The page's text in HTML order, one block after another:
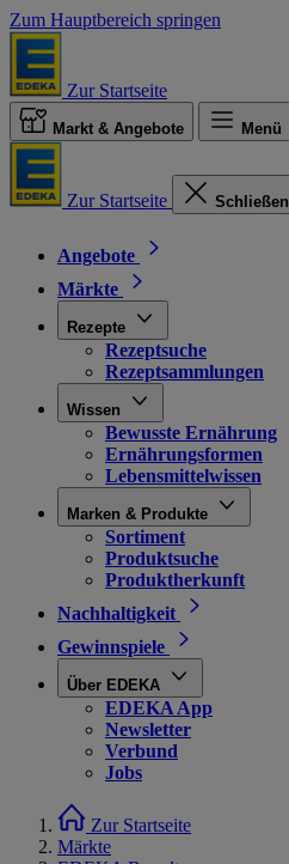
Zum Hauptbereich springen
Zur Startseite
Markt & Angebote Menü
Zur Startseite Schließen
Angebote
Märkte
Rezepte
Rezeptsuche
Rezeptsammlungen
Wissen
Bewusste Ernährung
Ernährungsformen
Lebensmittelwissen
Marken & Produkte
Sortiment
Produktsuche
Produktherkunft
Nachhaltigkeit
Gewinnspiele
Über EDEKA
EDEKA App
Newsletter
Verbund
Jobs
Zur Startseite
Märkte